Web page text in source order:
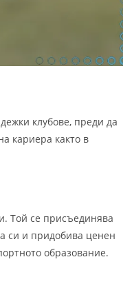
клубове, преди да
кариера както в
Той се присъединява
си и придобива ценен
образование.